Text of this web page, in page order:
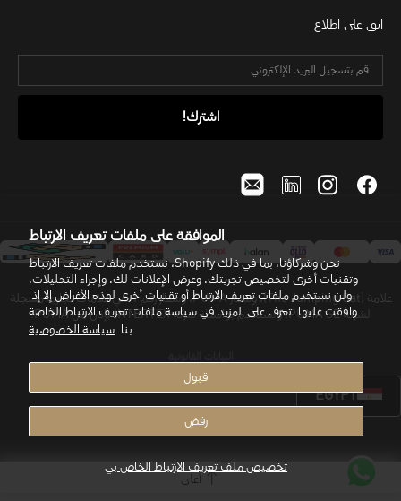
الموافقة على ملفات تعريف الارتباط
نحن وشركاؤنا، بما في ذلك Shopify، نستخدم ملفات تعريف الارتباط
وتقنيات أخرى لتخصيص تجربتك، وعرض الإعلانات لك، وإجراء التحليلات،
ولن نستخدم ملفات تعريف الارتباط أو تقنيات أخرى لهذه الأغراض إلا إذا
وافقت عليها. تعرّف على المزيد في سياسة ملفات تعريف الارتباط الخاصة
بنا. سياسة الخصوصية
تخصيص ملف تعريف الارتباط الخاص بي
قبول
رفض
ابق على اطلاع
علامة (The Jumping Cat)، وشعار PUMA، وشعار رقم 1 هي علامات تجارية مسجلة
لشركة PUMA SE، وتُستخدم بواسطة شركة INTERTEX بإذن من PUMA.
EGYPT
أعلى